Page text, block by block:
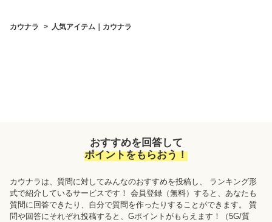
カウナラ 人気アイテム｜カウナラ
おすすめを回答して
ポイントをもらおう！
カウナラ は、質問に対してみんなのおすすめを投稿し、 ランキング形
式で紹介しているサービスです！ 会員登録（無料）すると、あなたも
質問に回答できたり、自分で質問を作ったりすることができます。 質
問や回答にそれぞれ投稿すると、Gポイントがもらえます！
（5G/質